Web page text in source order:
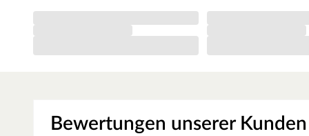
klassische oder farbenreiche Innenräume ein und sorgt für
Auftrag dank des innovativen Walz- und Spritzverfahrens
RAL-Farbfächer oder RAL-Farbkarten. Beide
Bewertungen unserer Kunden